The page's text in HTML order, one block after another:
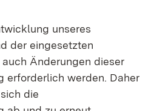
unseres
der eingesetzten
Änderungen dieser
erforderlich werden. Daher
die